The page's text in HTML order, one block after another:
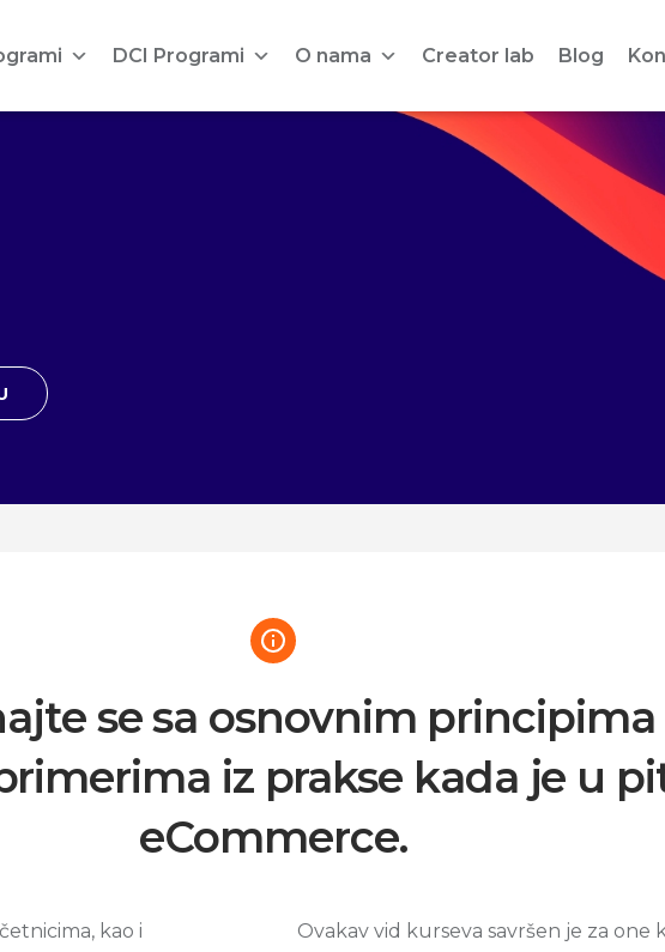
DCI Programi O nama Creator lab Blog
se sa osnovnim principima
iz prakse kada je u
eCommerce.
kao i
Ovakav vid kurseva savršen je za one